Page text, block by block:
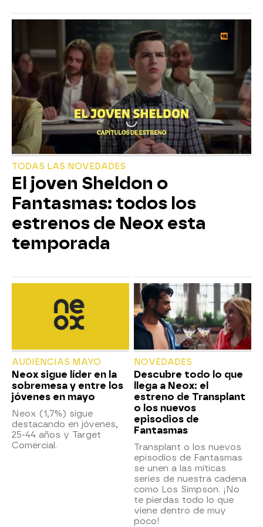
TODAS LAS NOVEDADES
El joven Sheldon o
Fantasmas: todos los
estrenos de Neox esta
temporada
AUDIENCIAS MAYO
Neox sigue líder en la
sobremesa y entre los
jóvenes en mayo
Neox (1,7%) sigue
destacando en jóvenes,
25-44 años y Target
Comercial.
NOVEDADES
Descubre todo lo que
llega a Neox: el
estreno de Transplant
o los nuevos
episodios de
Fantasmas
Transplant o los nuevos
episodios de Fantasmas
se unen a las míticas
series de nuestra cadena
como Los Simpson. ¡No
te pierdas todo lo que
viene dentro de muy
poco!